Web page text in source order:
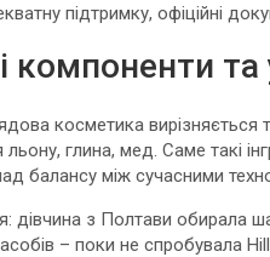
підтримку, офіційні
компоненти та
косметика
льону, глина, мед. Саме такі
балансу між сучасними
дівчина з Полтави обирала
– поки не спробувала